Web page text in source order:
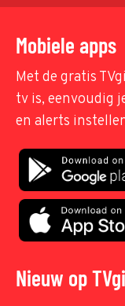
Mobiele apps
Met de gratis
tv is, eenvoudig
en alerts
Nieuw op